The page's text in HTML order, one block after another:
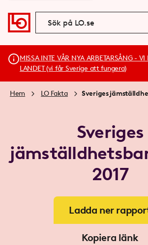
MISSA INTE VÅR NYA ARBETARSÅNG - VI
LANDET (vi får Sverige att fungera)
Hem LO Fakta Sveriges
Sveriges
2017
Ladda ner
Kopiera länk